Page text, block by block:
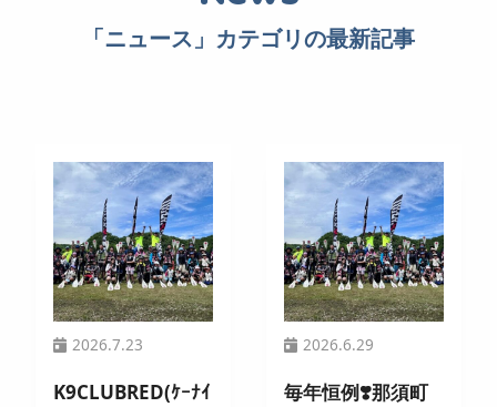
「ニュース」カテゴリの最新記事
2026.7.23
K9CLUBRED(ｹｰﾅｲ
2026.6.29
毎年恒例❣️那須町